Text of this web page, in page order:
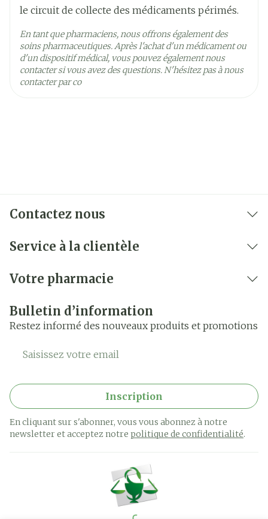
le circuit de collecte des médicaments périmés.
En tant que pharmaciens, nous offrons également des
soins pharmaceutiques. Après l'achat d'un médicament ou
d'un dispositif médical, vous pouvez également nous
contacter si vous avez des questions. N'hésitez pas à nous
contacter par co
Contactez nous
Service à la clientèle
Votre pharmacie
Bulletin d’information
Restez informé des nouveaux produits et promotions
Adresse mail
Inscription
En cliquant sur s'abonner, vous vous abonnez à notre
newsletter et acceptez notre politique de confidentialité.